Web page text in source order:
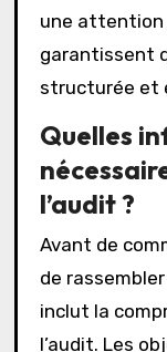
une attention
garantissent
structurée et
Quelles
l’audit ?
Avant de
de
inclut la
l’audit. Les